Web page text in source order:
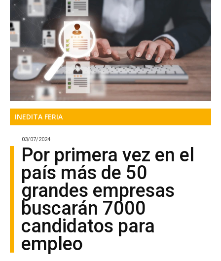
INEDITA FERIA
03/07/2024
Por primera vez en el
país más de 50
grandes empresas
buscarán 7000
candidatos para
empleo